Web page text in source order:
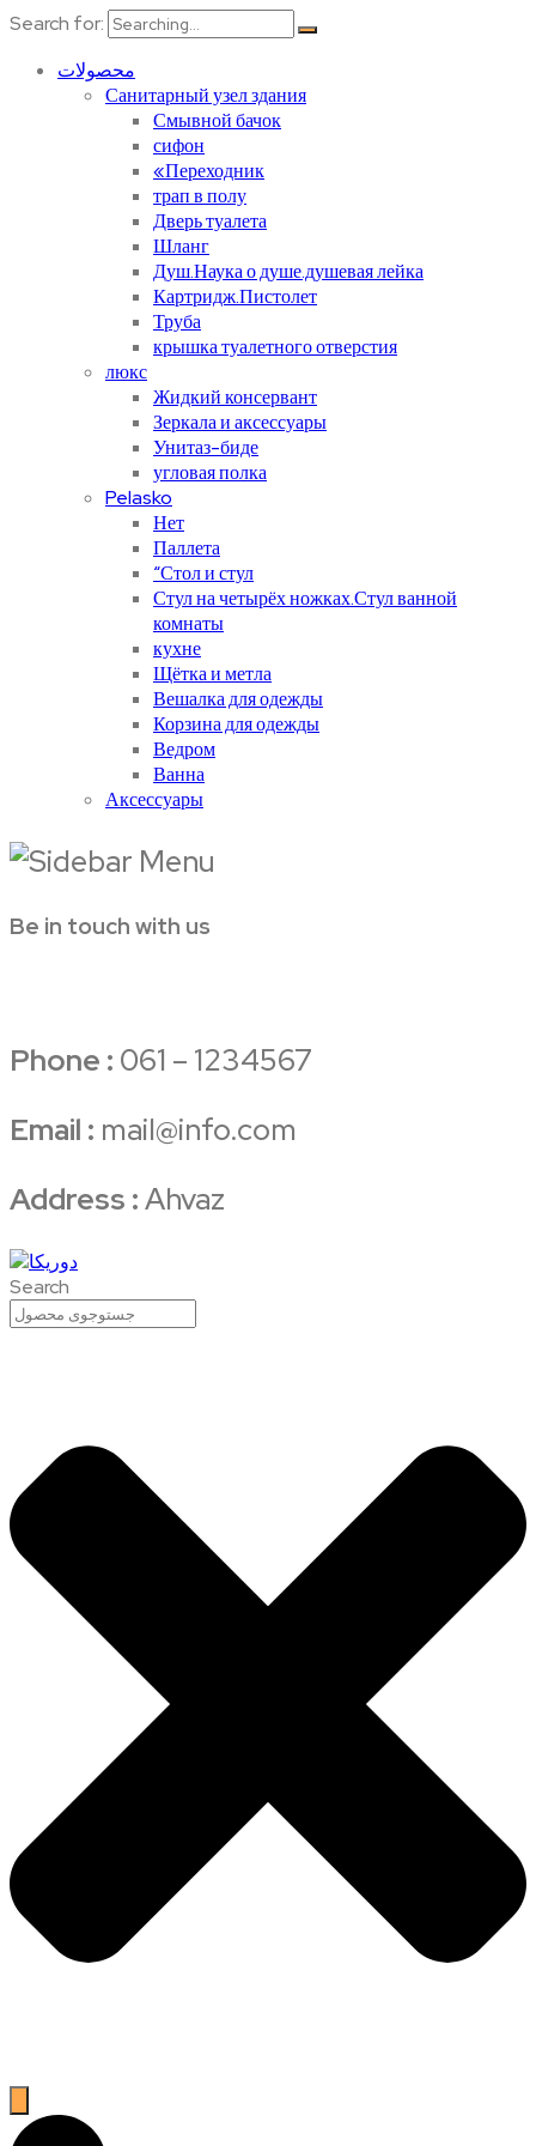
Search for:
محصولات
Санитарный узел здания
Смывной бачок
сифон
«Переходник
трап в полу
Дверь туалета
Шланг
Душ.Наука о душе.душевая лейка
Картридж.Пистолет
Труба
крышка туалетного отверстия
люкс
Жидкий консервант
Зеркала и аксессуары
Унитаз-биде
угловая полка
Pelasko
Нет
Паллета
“Стол и стул
Стул на четырёх ножках.Стул ванной
комнаты
кухне
Щётка и метла
Вешалка для одежды
Корзина для одежды
Ведром
Ванна
Аксессуары
Be in touch with us
Phone : 061 – 1234567
Email : mail@info.com
Address :Ahvaz
Search